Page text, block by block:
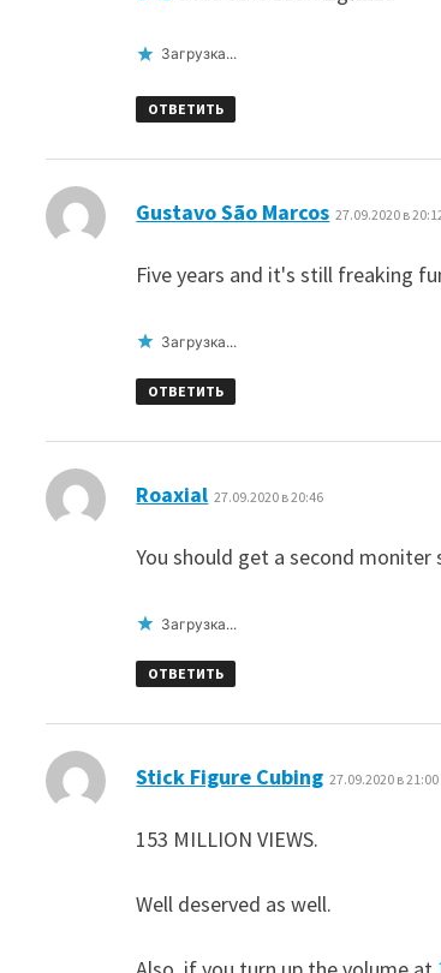
Загрузка...
ОТВЕТИТЬ
Gustavo São Marcos 27.09.2020 в
Five years and it's still freaking
Загрузка...
ОТВЕТИТЬ
Roaxial 27.09.2020 в 20:46
You should get a second
Загрузка...
ОТВЕТИТЬ
Stick Figure Cubing 27.09.2020 в 21:00
153 MILLION VIEWS.
Well deserved as well.